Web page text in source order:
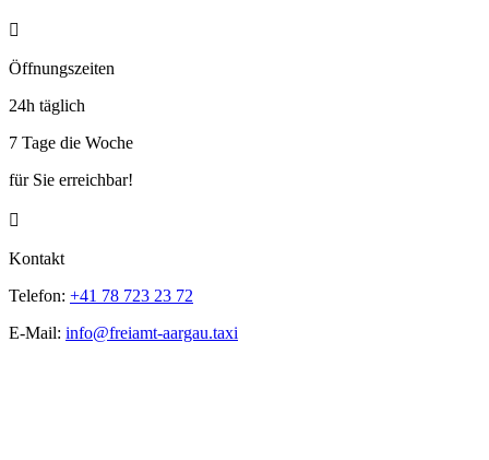

Öffnungszeiten
24h täglich
7 Tage die Woche
für Sie erreichbar!

Kontakt
Telefon: +41 78 723 23 72
E-Mail: info@freiamt-aargau.taxi